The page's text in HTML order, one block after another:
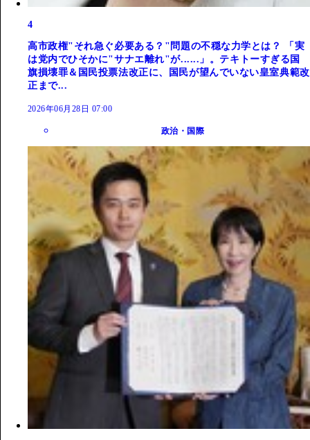
4
高市政権"それ急ぐ必要ある？"問題の不穏な力学とは？ 「実
は党内でひそかに"サナエ離れ"が......」。テキトーすぎる国
旗損壊罪＆国民投票法改正に、国民が望んでいない皇室典範改
正まで...
2026年06月28日 07:00
政治・国際